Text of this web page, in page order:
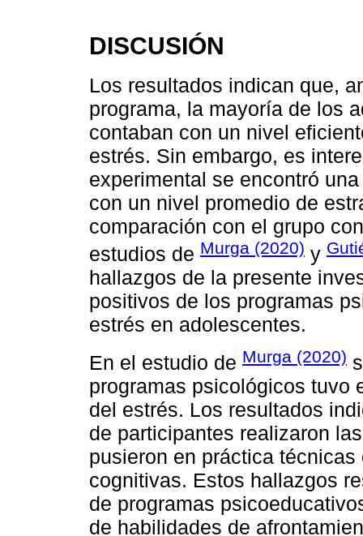
DISCUSIÓN
Los resultados indican que,
programa, la mayoría de los
contaban con un nivel
estrés. Sin embargo, es
experimental se encontró
con un nivel promedio de
comparación con el grupo
estudios de Murga (2020) y
hallazgos de la presente
positivos de los programas
estrés en adolescentes.
En el estudio de Murga (2020)
programas psicológicos tuvo
del estrés. Los resultados
de participantes realizaron
pusieron en práctica
cognitivas. Estos hallazgos
de programas
de habilidades de